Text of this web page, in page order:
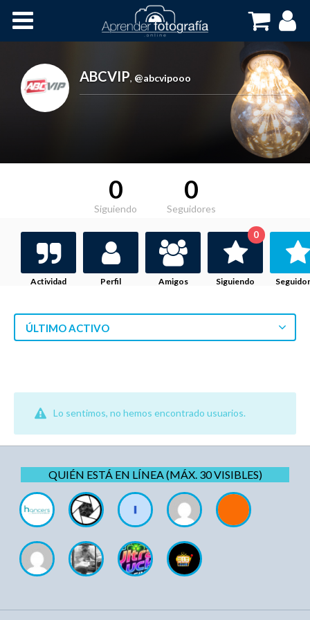
Cursos OnLine
ABCVIP, @abcvipooo
0
Siguiendo
0
Seguidores
Actividad Perfil Amigos Siguiendo
0
ÚLTIMO ACTIVO
Lo sentimos, no hemos encontrado usuarios.
QUIÉN ESTÁ EN LÍNEA (MÁX. 30 VISIBLES)